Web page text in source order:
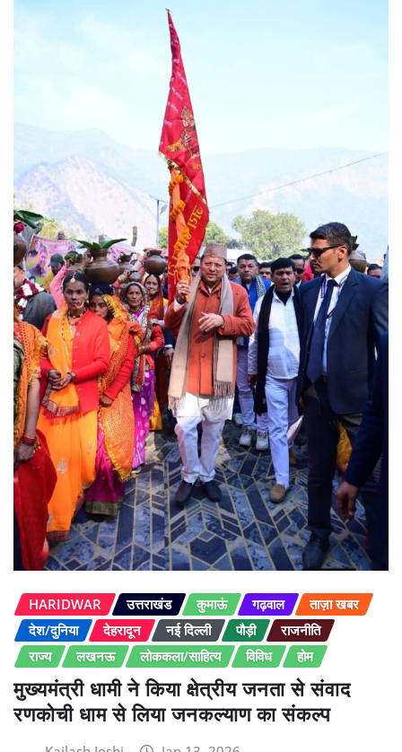
HARIDWAR उत्तराखंड कुमाऊं गढ़वाल
ताज़ा खबर
देश/दुनिया
देहरादून नई दिल्ली पौड़ी
राजनीति
राज्य
लखनऊ लोककला/साहित्य विविध होम
मुख्यमंत्री धामी ने किया क्षेत्रीय जनता से संवाद
रणकोची धाम से लिया जनकल्याण का संकल्प